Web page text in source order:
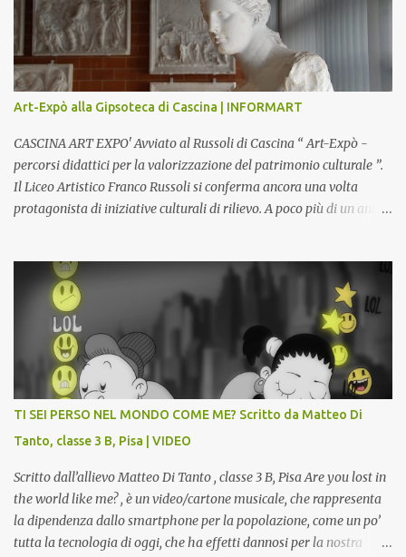
trattasse di un qualcosa di malinconico, sia per il colore che per la
consistenza del materiale. L’enigma che reca l’immagine, un volto
staccato, con uno sguardo fisso, il cui non si capisce se esso è un
uomo una donna, con l’espressione rigida. Magritte, il maestro
dello straniamento della visione, costruisce un’immagine tanto
meticolosa e nitida quanto assurda e inquietante. Uno
sdoppiamento del soggetto come spesso a...
Art-Expò alla Gipsoteca di Cascina | INFORMART
CASCINA ART EXPO' Avviato al Russoli di Cascina “ Art-Expò -
percorsi didattici per la valorizzazione del patrimonio culturale ”.
Il Liceo Artistico Franco Russoli si conferma ancora una volta
protagonista di iniziative culturali di rilievo. A poco più di un anno
valorizzazione del patrimonio storico artistico dell’ex Istituto
d’Arte, finanziato dal Miur a valere sui Bandi PON, che trasformerà
la Gipsoteca in un laboratorio didattico.Venti ragazzi del Liceo
potranno studiare e riscoprire: i Gessi storici dell’ex-Istituto d’Arte,
attualmente musealizzati nella Gipsoteca della Biblioteca
Comunale "Peppino Impastato" di Cascina. Quadri, disegni,
progetti di arredamento e di mobili, intarsi ed intagli lignei
da allievi e studenti dell’Istituto d’Arte durante il...
TI SEI PERSO NEL MONDO COME ME? Scritto da Matteo Di
Tanto, classe 3 B, Pisa | VIDEO
Scritto dall’allievo Matteo Di Tanto , classe 3 B, Pisa Are you lost in
the world like me? , è un video/cartone musicale, che rappresenta
la dipendenza dallo smartphone per la popolazione, come un po’
tutta la tecnologia di oggi, che ha effetti dannosi per la nostra